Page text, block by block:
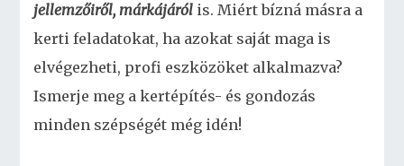
jellemzőiről, márkájáról is. Miért bízná másra a
kerti feladatokat, ha azokat saját maga is
elvégezheti, profi eszközöket alkalmazva?
Ismerje meg a kertépítés- és gondozás
minden szépségét még idén!